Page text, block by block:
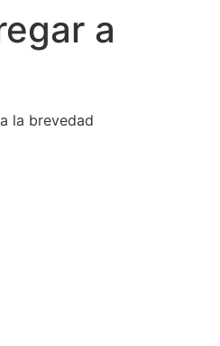
a
la brevedad